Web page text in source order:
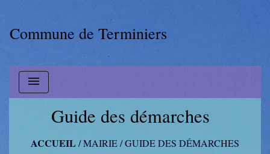
Commune de Terminiers
menu
Guide des démarches
ACCUEIL /MAIRIE/GUIDE DES DÉMARCHES